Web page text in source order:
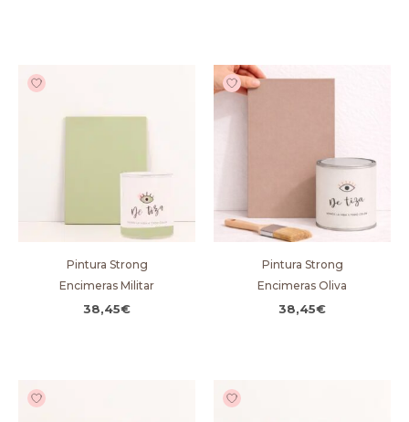
Pintura Strong
Encimeras Militar
38,45€
Pintura Strong
Encimeras Oliva
38,45€